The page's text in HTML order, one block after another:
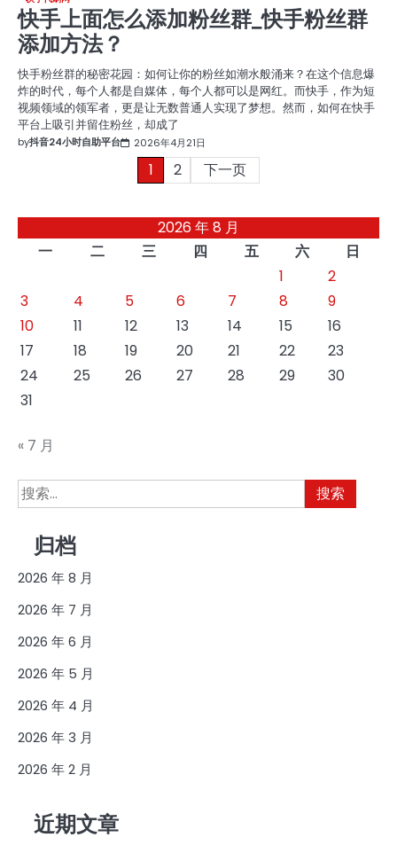
快手上面怎么添加粉丝群_快手粉丝群
添加方法？
快手粉丝群的秘密花园：如何让你的粉丝如潮水般涌来？在这个信息爆
炸的时代，每个人都是自媒体，每个人都可以是网红。而快手，作为短
视频领域的领军者，更是让无数普通人实现了梦想。然而，如何在快手
平台上吸引并留住粉丝，却成了
by抖音24小时自助平台 2026年4月21日
分
1 2 下一页
2026 年 8 月
一
二 三 四 五 六
日
1
2
3
4 5 6 7 8
9
10
11 12 13 14 15
16
17
18 19 20 21 22
23
24
25 26 27 28 29
30
31
« 7 月
搜
索：
归档
2026 年 8 月
2026 年 7 月
2026 年 6 月
2026 年 5 月
2026 年 4 月
2026 年 3 月
2026 年 2 月
近期文章